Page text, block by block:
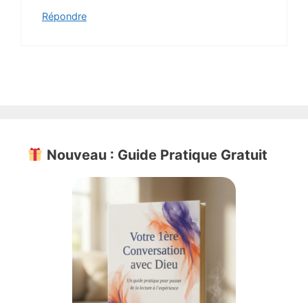
Répondre
Nouveau : Guide Pratique Gratuit